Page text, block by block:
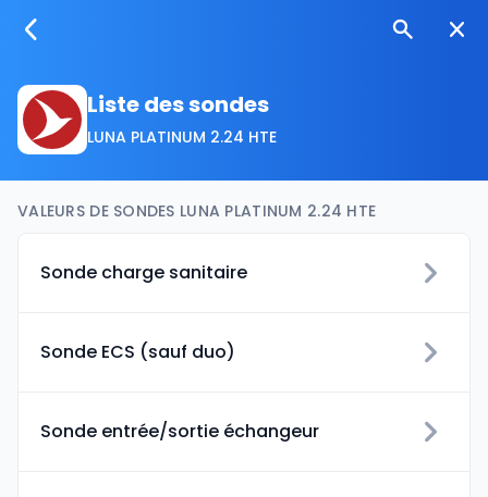
Liste des sondes
LUNA PLATINUM 2.24 HTE
VALEURS DE SONDES LUNA PLATINUM 2.24 HTE
Sonde charge sanitaire
Sonde ECS (sauf duo)
Sonde entrée/sortie échangeur